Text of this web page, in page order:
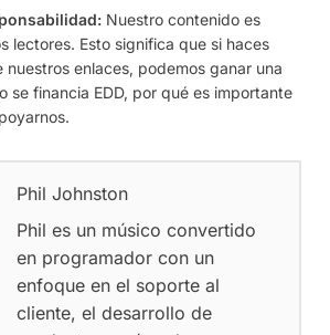
Nuestro contenido es
lectores. Esto significa que si haces
nuestros enlaces, podemos ganar una
se financia EDD, por qué es importante
Phil Johnston
Phil es un músico convertido
en programador con un
enfoque en el soporte al
cliente, el desarrollo de